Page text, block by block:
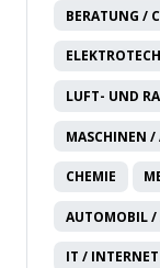
BERATUNG /
LUFT- UND
MASCHINEN /
CHEMIE
AUTOMOBIL /
IT /